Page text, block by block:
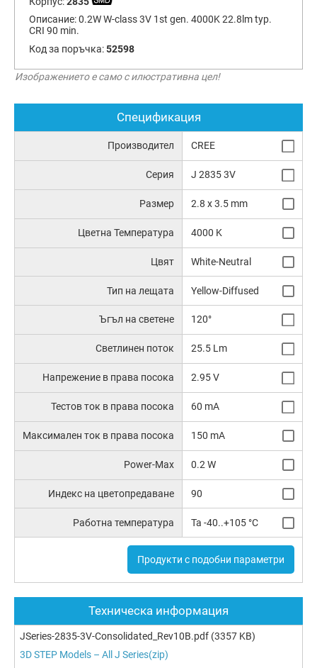
Описание:0.2W W-class 3V 1st gen. 4000K 22.8lm typ.
CRI 90 min.
Код за поръчка:52598
Изображението е само с илюстративна цел!
Спецификация
Производител CREE
Серия J 2835 3V
Размер 2.8 x 3.5 mm
Цветна Температура 4000 K
Цвят White-Neutral
Тип на лещата Yellow-Diffused
Ъгъл на светене 120°
Светлинен поток 25.5 Lm
Напрежение в права посока 2.95 V
Тестов ток в права посока 60 mA
Максимален ток в права посока 150 mA
Power-Max 0.2 W
Индекс на цветопредаване 90
Работна температура Ta -40..+105 °C
Продукти с подобни параметри
Техническа информация
JSeries-2835-3V-Consolidated_Rev10B.pdf (3357 KB)
3D STEP Models – All J Series(zip)